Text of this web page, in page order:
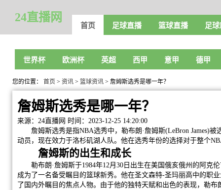
24直播网
首页 足球直播 篮球直播 足
世界杯 欧洲杯 英超 西甲 意甲 德甲
您的位置： 首页 > 资讯 > 篮球资讯 > 詹姆斯选秀是哪一年？
詹姆斯选秀是哪一年？
来源：24直播网 时间：2023-12-25 14:20:00
詹姆斯选秀是指NBA选秀中，勒布朗·詹姆斯(LeBron James)被
动员，现在效力于洛杉矶湖人队。他在选秀年份的选择对于整个
詹姆斯的出生和成长
勒布朗·詹姆斯于1984年12月30日出生在美国俄亥俄州的阿克
成为了一名备受瞩目的篮球新秀。他在圣文森特-圣玛丽高中的职
了国内外瞩目的焦点人物。由于他的独特天赋和出色的表现，勒